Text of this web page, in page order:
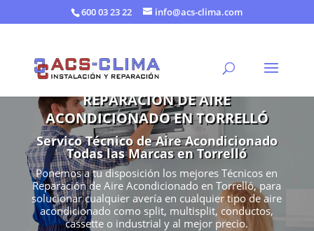
600 03 23 22 info@acs-clima.com
REPARACIÓN DE AIRE
ACONDICIONADO EN TORRELLÓ
Servico Técnico de Aire Acondicionado
Todas las Marcas en Torrelló
Ponemos a tu disposición los mejores Técnicos en
Reparación de Aire Acondicionado en Torrelló, para
solucionar cualquier avería en cualquier tipo de aire
acondicionado como split, multisplit, conductos,
cassette o industrial y al mejor precio.